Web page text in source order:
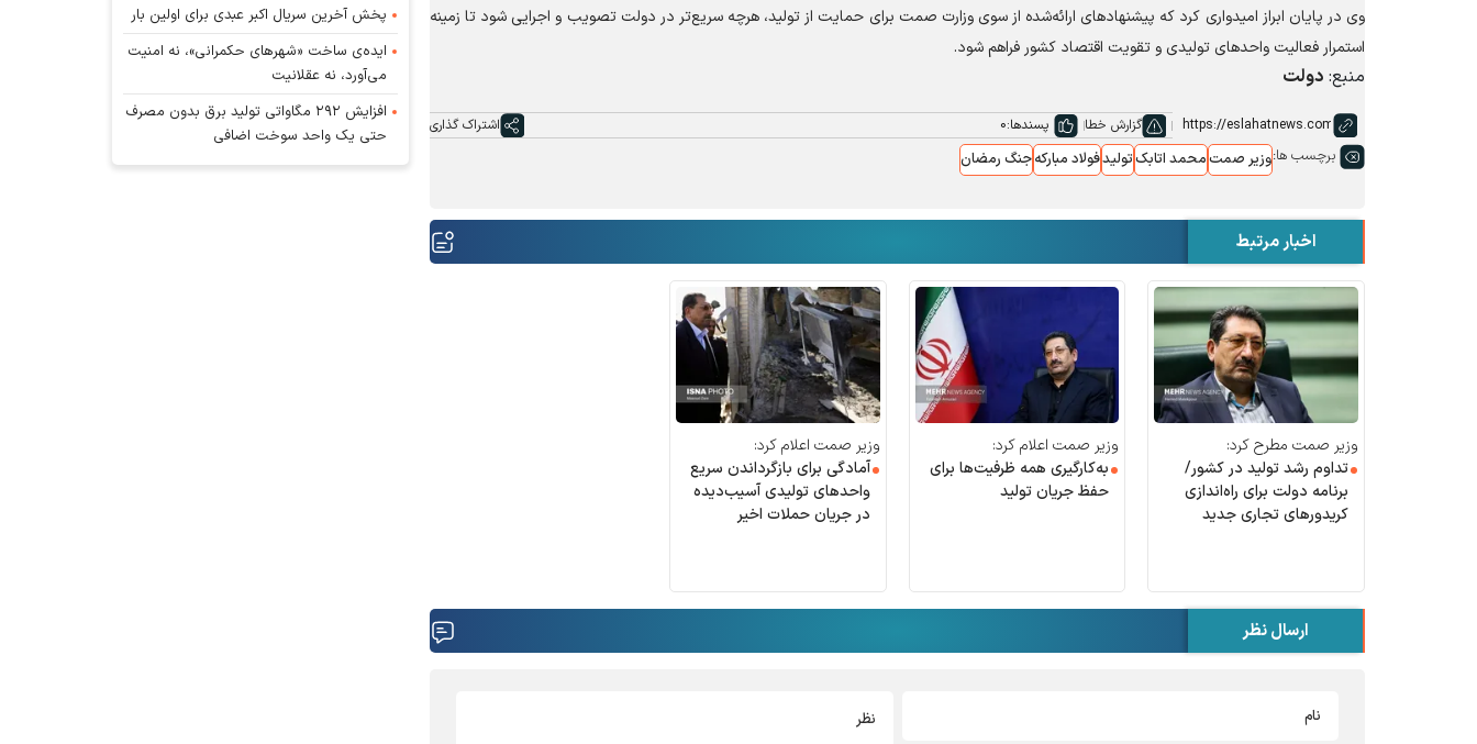
وی در پایان ابراز امیدواری کرد که پیشنهاد‌های ارائه‌شده از سوی وزارت صمت برای حمایت از تولید، هرچه سریع‌تر در دولت تصویب و اجرایی شود تا زمینه
استمرار فعالیت واحد‌های تولیدی و تقویت اقتصاد کشور فراهم شود.
منبع: دولت
گزارش خطا پسندها:0 اشتراک گذاری
برچسب ها:وزیر صمتمحمد اتابکتولیدفولاد مبارکهجنگ رمضان
اخبار مرتبط
وزیر صمت مطرح کرد:
تداوم رشد تولید در کشور/
برنامه دولت برای راه‌اندازی
کریدور‌های تجاری جدید
وزیر صمت اعلام کرد:
به‌کارگیری همه ظرفیت‌ها برای
حفظ جریان تولید
وزیر صمت اعلام کرد:
آمادگی برای بازگرداندن سریع
واحد‌های تولیدی آسیب‌دیده
در جریان حملات اخیر
ارسال نظر
پخش آخرین سریال اکبر عبدی برای اولین بار
ایده‌ی ساخت «شهرهای حکمرانی»، نه امنیت
می‌آورد، نه عقلانیت
افزایش ۲۹۲ مگاواتی تولید برق بدون مصرف
حتی یک واحد سوخت اضافی